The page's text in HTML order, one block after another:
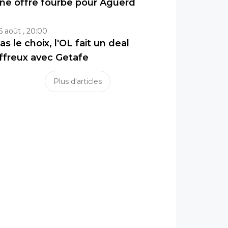
offre fourbe pour Aguerd
août , 20:00
le choix, l'OL fait un deal
avec Getafe
Plus d'articles